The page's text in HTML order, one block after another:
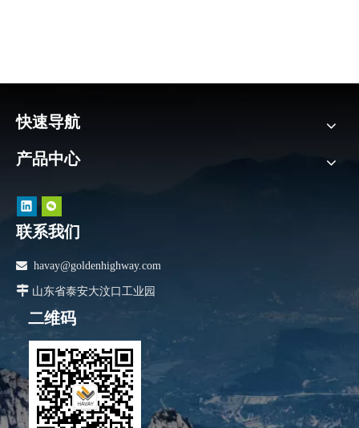
快速导航
产品中心
联系我们
 havay@goldenhighway.com
 山东省泰安大汶口工业园
二维码